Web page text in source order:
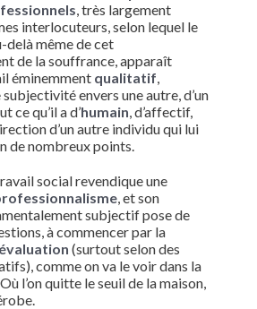
, très largement
interlocuteurs, selon lequel le
delà même de cet
de la souffrance, apparaît
éminemment qualitatif
subjectivité envers une autre, d’un
ce qu’il a d’humain , d’affectif,
d’un autre individu qui lui
de nombreux points.
social revendique une
, et son
subjectif pose de
à commencer par la
évaluation (surtout selon des
comme on va le voir dans la
l’on quitte le seuil de la maison,